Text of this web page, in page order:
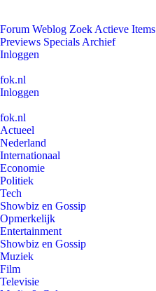
Forum Weblog Zoek Actieve Items
Previews Specials Archief
Inloggen
fok.nl
Inloggen
fok.nl
Actueel
Nederland
Internationaal
Economie
Politiek
Tech
Showbiz en Gossip
Opmerkelijk
Entertainment
Showbiz en Gossip
Muziek
Film
Televisie